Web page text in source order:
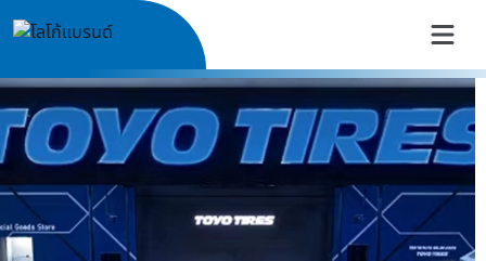
TOYO TIRES Thailand | ยา